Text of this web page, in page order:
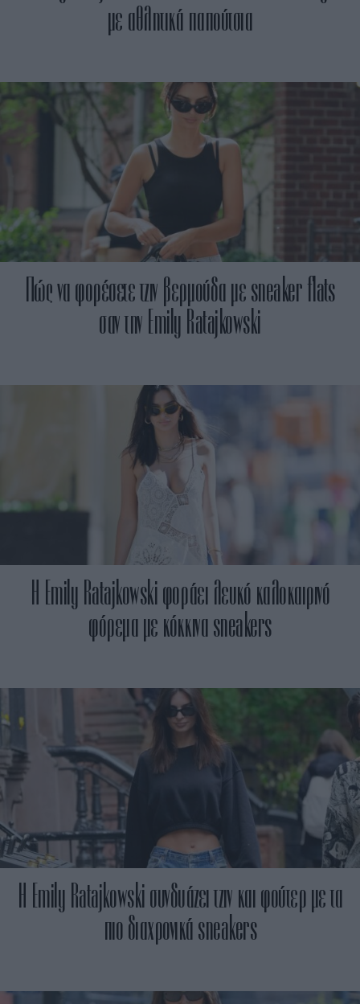
με αθλητικά παπούτσια
Πώς να φορέσετε τζιν βερμούδα με sneaker flats
σαν την Emily Ratajkowski
Η Emily Ratajkowski φοράει λευκό καλοκαιρινό
φόρεμα με κόκκινα sneakers
Η Emily Ratajkowski συνδυάζει τζιν και φούτερ με τα
πιο διαχρονικά sneakers